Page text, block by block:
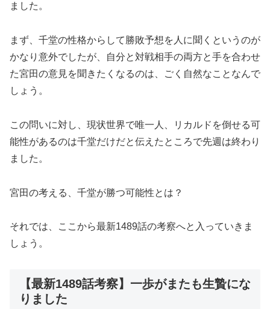
ました。
まず、千堂の性格からして勝敗予想を人に聞くというのが
かなり意外でしたが、自分と対戦相手の両方と手を合わせ
た宮田の意見を聞きたくなるのは、ごく自然なことなんで
しょう。
この問いに対し、現状世界で唯一人、リカルドを倒せる可
能性があるのは千堂だけだと伝えたところで先週は終わり
ました。
宮田の考える、千堂が勝つ可能性とは？
それでは、ここから最新1489話の考察へと入っていきま
しょう。
【最新1489話考察】一歩がまたも生贄にな
りました